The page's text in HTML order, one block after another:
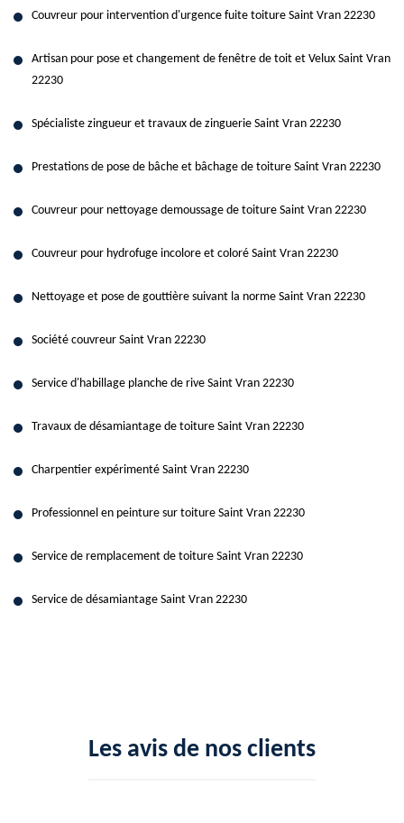
Couvreur pour intervention d'urgence fuite toiture Saint Vran 22230
Artisan pour pose et changement de fenêtre de toit et Velux Saint Vran
22230
Spécialiste zingueur et travaux de zinguerie Saint Vran 22230
Prestations de pose de bâche et bâchage de toiture Saint Vran 22230
Couvreur pour nettoyage demoussage de toiture Saint Vran 22230
Couvreur pour hydrofuge incolore et coloré Saint Vran 22230
Nettoyage et pose de gouttière suivant la norme Saint Vran 22230
Société couvreur Saint Vran 22230
Service d'habillage planche de rive Saint Vran 22230
Travaux de désamiantage de toiture Saint Vran 22230
Charpentier expérimenté Saint Vran 22230
Professionnel en peinture sur toiture Saint Vran 22230
Service de remplacement de toiture Saint Vran 22230
Service de désamiantage Saint Vran 22230
Les avis de nos clients